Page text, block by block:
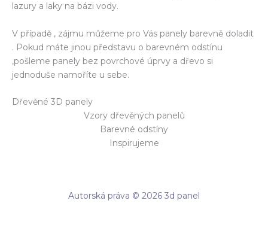
lazury a laky na bázi vody.
V případě , zájmu můžeme pro Vás panely barevně doladit
. Pokud máte jinou představu o barevném odstínu
,pošleme panely bez povrchové úprvy a dřevo si
jednoduše namoříte u sebe.
Dřevěné 3D panely
Vzory dřevěných panelů
Barevné odstíny
Inspirujeme
Autorská práva © 2026 3d panel